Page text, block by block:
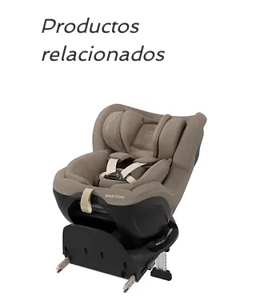
Productos
relacionados